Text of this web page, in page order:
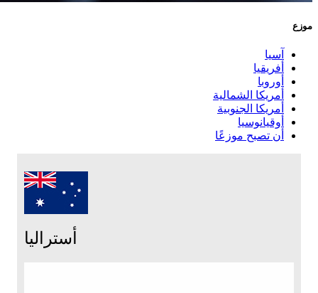
موزع
آسيا
أفريقيا
أوروبا
أمريكا الشمالية
أمريكا الجنوبية
أوقيانوسيا
أن تصبح موزعًا
أستراليا